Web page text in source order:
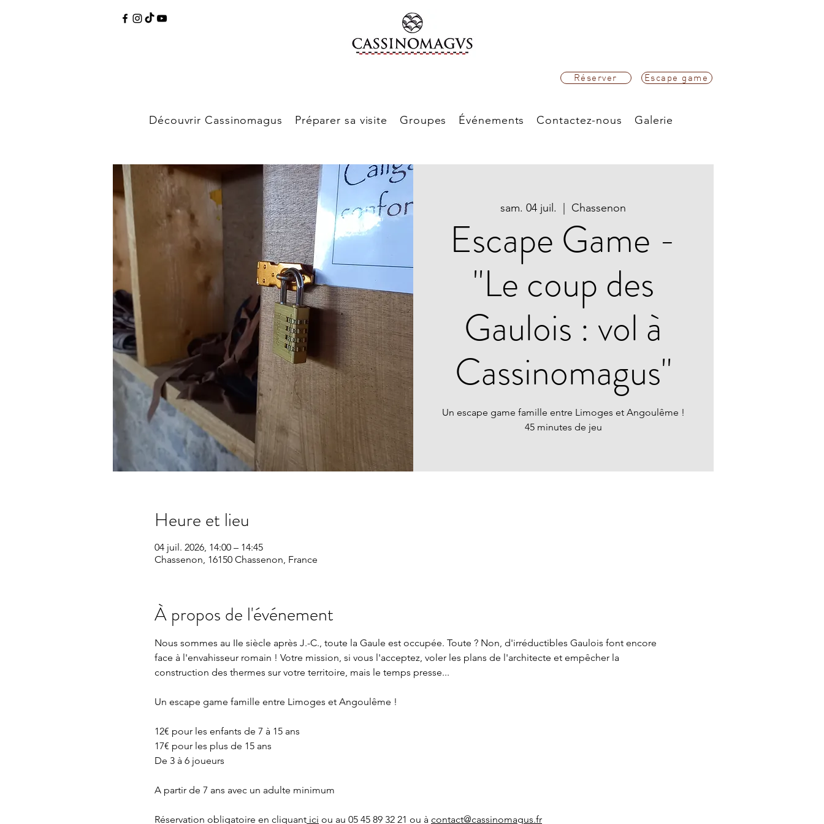
Réserver Escape game
Découvrir Cassinomagus Préparer sa visite Groupes Événements Contactez-nous Galerie
sam. 04 juil. Chassenon
Escape Game -
"Le coup des
Gaulois : vol à
Cassinomagus"
Un escape game famille entre Limoges et Angoulême !
45 minutes de jeu
Heure et lieu
04 juil. 2026, 14:00 – 14:45
Chassenon, 16150 Chassenon, France
À propos de l'événement
Nous sommes au IIe siècle après J.-C., toute la Gaule est occupée. Toute ? Non, d'irréductibles Gaulois font encore
face à l'envahisseur romain ! Votre mission, si vous l'acceptez, voler les plans de l'architecte et empêcher la
construction des thermes sur votre territoire, mais le temps presse...
Un escape game famille entre Limoges et Angoulême !
12€ pour les enfants de 7 à 15 ans
17€ pour les plus de 15 ans
De 3 à 6 joueurs
A partir de 7 ans avec un adulte minimum
Réservation obligatoire en cliquant ici ou au 05 45 89 32 21 ou à contact@cassinomagus.fr